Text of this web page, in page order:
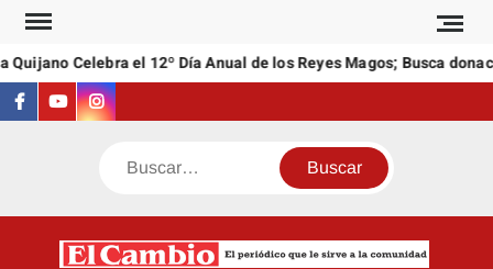
Saltar
contenidoCelebra el 12º Día Anual de los Reyes Magos; Busca
Facebook
YoutubeInstagram
Buscar